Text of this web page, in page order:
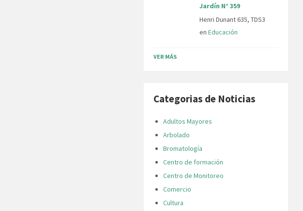
Jardín N° 359
Henri Dunant 635, TDS3
enEducación
VER MÁS
Categorias de Noticias
Adultos Mayores
Arbolado
Bromatología
Centro de formación
Centro de Monitoreo
Comercio
Cultura